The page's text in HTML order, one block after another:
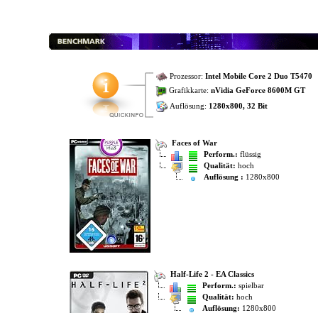
Prozessor: Intel Mobile Core 2 Duo T5470
Grafikkarte: nVidia GeForce 8600M GT
Auflösung: 1280x800, 32 Bit
Faces of War
Perform.: flüssig
Qualität: hoch
Auflösung : 1280x800
Half-Life 2 - EA Classics
Perform.: spielbar
Qualität: hoch
Auflösung: 1280x800